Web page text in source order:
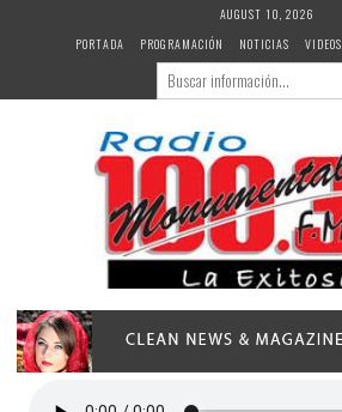
AUGUST 10, 2026
PORTADA
PROGRAMACIÓN NOTICIAS VIDEOS